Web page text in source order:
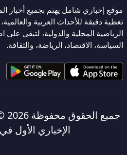
موقع إخباري شامل يهتم بجميع أخبار
تغطية دقيقة للأحداث العربية
الرياضية المحلية والدولية، لتبقى
السياسة، الاقتصاد، الرياضة، والثقافة.
جميع الحقوق محفوظة 2026 ©
الإخباري الأول